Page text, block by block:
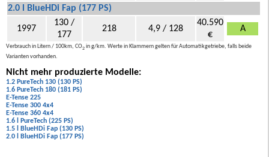
2.0 l BlueHDi Fap (177 PS)
1997
130 /
177
218 4,9 / 128
40.590
€
A
Verbrauch in Litern / 100km, CO2 in g/km. Werte in Klammern gelten für Automatikgetriebe, falls beide
Varianten vorhanden.
Nicht mehr produzierte Modelle:
1.2 PureTech 130 (130 PS)
1.6 PureTech 180 (181 PS)
E-Tense 225
E-Tense 300 4x4
E-Tense 360 4x4
1.6 l PureTech (225 PS)
1.5 l BlueHDi Fap (130 PS)
2.0 l BlueHDi Fap (177 PS)